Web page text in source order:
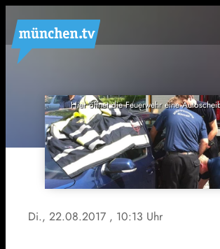
Hier öffnet die Feuerwehr eine
Di., 22.08.2017 , 10:13 Uhr